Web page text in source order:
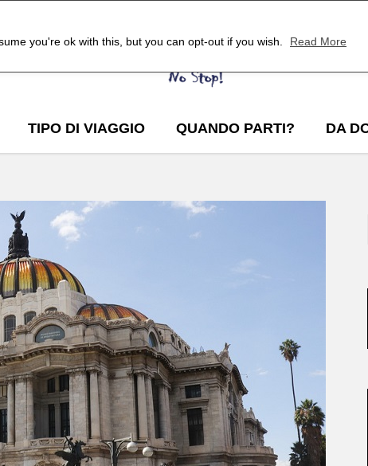
you're ok with this, but you can opt-out if you wish. Read More
TIPO DI VIAGGIO QUANDO PARTI? DA